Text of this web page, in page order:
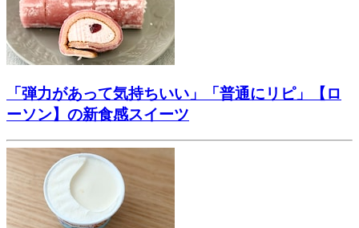
「弾力があって気持ちいい」「普通にリピ」【ロ
ーソン】の新食感スイーツ